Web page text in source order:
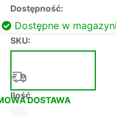
Dostępność:
Dostępne w
SKU:
DOSTAWA
Ilość